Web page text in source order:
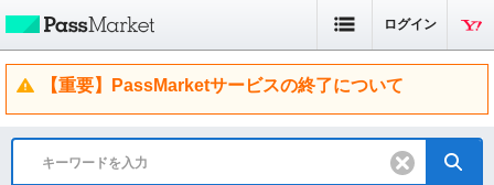
ログイン
【重要】PassMarketサービスの終了について